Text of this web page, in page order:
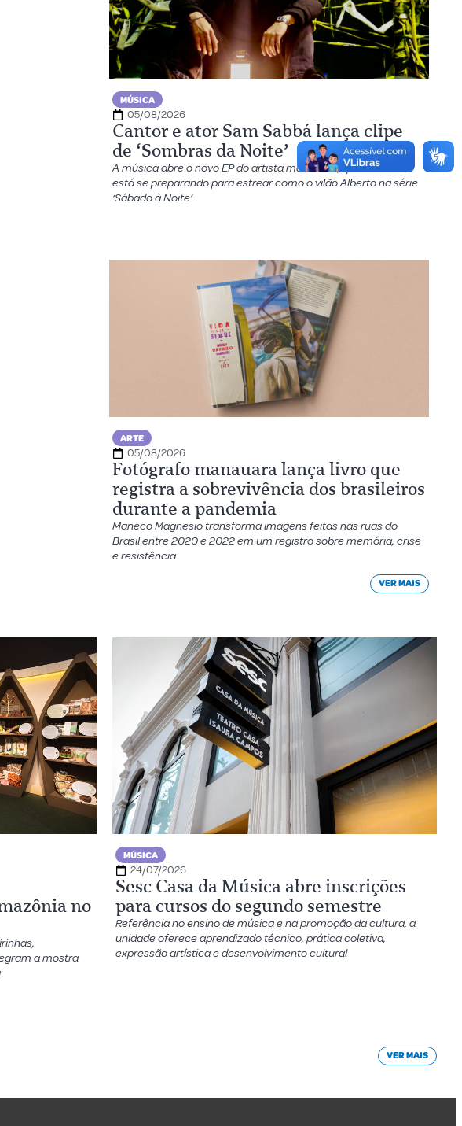
MÚSICA
05/08/2026
Cantor e ator Sam Sabbá lança clipe
de ‘Sombras da Noite’
A música abre o novo EP do artista manauara, que também
está se preparando para estrear como o vilão Alberto na série
‘Sábado à Noite’
ARTE
05/08/2026
Fotógrafo manauara lança livro que
registra a sobrevivência dos brasileiros
durante a pandemia
Maneco Magnesio transforma imagens feitas nas ruas do
Brasil entre 2020 e 2022 em um registro sobre memória, crise
e resistência
VER MAIS
no
a mostra
MÚSICA
24/07/2026
Sesc Casa da Música abre inscrições
para cursos do segundo semestre
Referência no ensino de música e na promoção da cultura, a
unidade oferece aprendizado técnico, prática coletiva,
expressão artística e desenvolvimento cultural
VER MAIS